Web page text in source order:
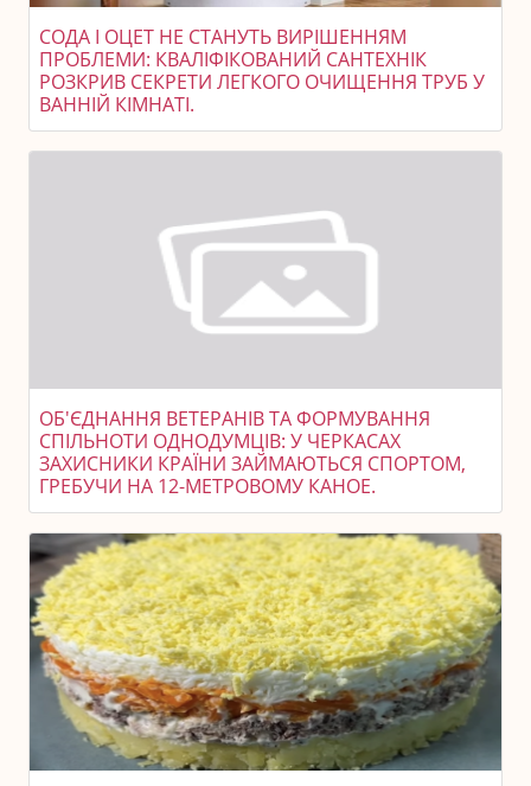
СОДА І ОЦЕТ НЕ СТАНУТЬ ВИРІШЕННЯМ
ПРОБЛЕМИ: КВАЛІФІКОВАНИЙ САНТЕХНІК
РОЗКРИВ СЕКРЕТИ ЛЕГКОГО ОЧИЩЕННЯ ТРУБ У
ВАННІЙ КІМНАТІ.
ОБ'ЄДНАННЯ ВЕТЕРАНІВ ТА ФОРМУВАННЯ
СПІЛЬНОТИ ОДНОДУМЦІВ: У ЧЕРКАСАХ
ЗАХИСНИКИ КРАЇНИ ЗАЙМАЮТЬСЯ СПОРТОМ,
ГРЕБУЧИ НА 12-МЕТРОВОМУ КАНОЕ.